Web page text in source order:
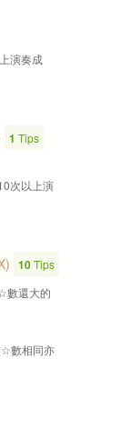
演奏成
1 Tips
次以上演
10Tips
數還大的
☆數相同亦